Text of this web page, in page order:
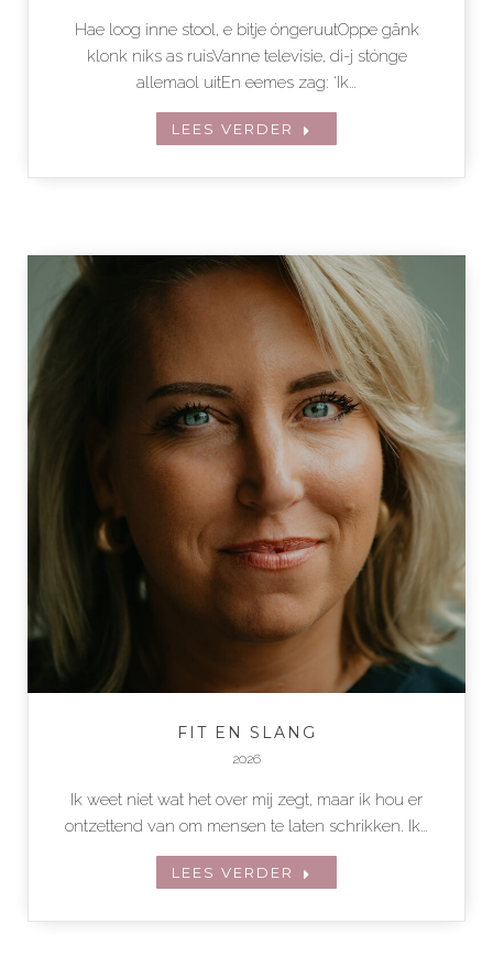
Hae loog inne stool, e bitje óngeruutOppe gânk
klonk niks as ruisVanne televisie, di-j stónge
allemaol uitEn eemes zag: ‘Ik…
LEES VERDER
FIT EN SLANG
2026
Ik weet niet wat het over mij zegt, maar ik hou er
ontzettend van om mensen te laten schrikken. Ik…
LEES VERDER